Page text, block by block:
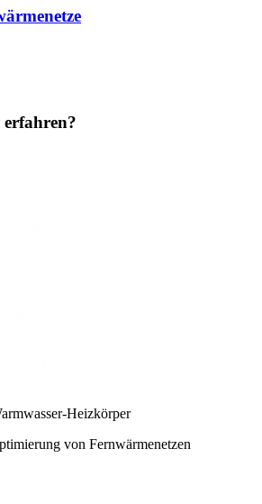
erfahren?
Heizkörper
von Fernwärmenetzen